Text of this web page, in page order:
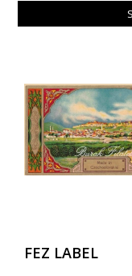
FEZ LABEL